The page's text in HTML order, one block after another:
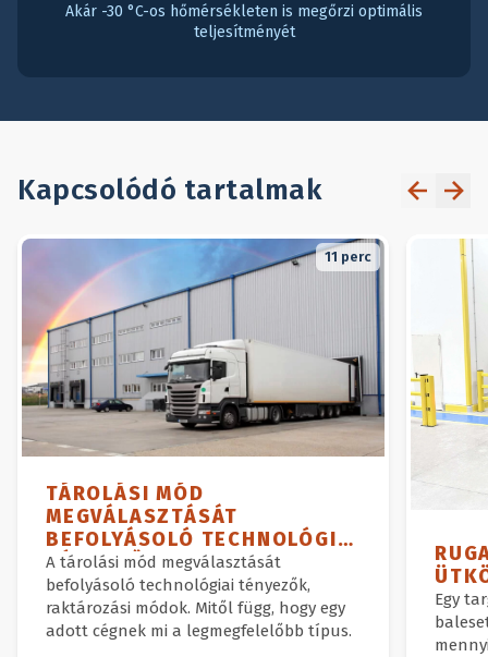
Akár -30 °C-os hőmérsékleten is megőrzi optimális
teljesítményét
Kapcsolódó tartalmak
11 perc
TÁROLÁSI MÓD
MEGVÁLASZTÁSÁT
BEFOLYÁSOLÓ TECHNOLÓGIAI
TÉNYEZŐK
A tárolási mód megválasztását
befolyásoló technológiai tényezők,
raktározási módok. Mitől függ, hogy egy
adott cégnek mi a legmegfelelőbb típus.
Egy